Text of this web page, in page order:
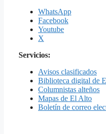
WhatsApp
Facebook
Youtube
X
Servicios:
Avisos clasificados
Biblioteca digital de
Columnistas alteños
Mapas de El Alto
Boletín de correo